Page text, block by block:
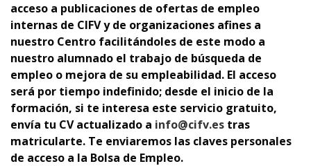
acceso a publicaciones de ofertas de empleo
internas de CIFV y de organizaciones afines a
nuestro Centro facilitándoles de este modo a
nuestro alumnado el trabajo de búsqueda de
empleo o mejora de su empleabilidad. El acceso
será por tiempo indefinido; desde el inicio de la
formación, si te interesa este servicio gratuito,
envía tu CV actualizado a info@cifv.es tras
matricularte. Te enviaremos las claves personales
de acceso a la Bolsa de Empleo.